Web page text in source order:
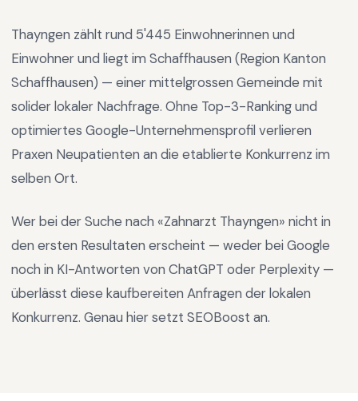
Thayngen zählt rund 5'445 Einwohnerinnen und
Einwohner und liegt im Schaffhausen (Region Kanton
Schaffhausen) — einer mittelgrossen Gemeinde mit
solider lokaler Nachfrage. Ohne Top-3-Ranking und
optimiertes Google-Unternehmensprofil verlieren
Praxen Neupatienten an die etablierte Konkurrenz im
selben Ort.
Wer bei der Suche nach «Zahnarzt Thayngen» nicht in
den ersten Resultaten erscheint — weder bei Google
noch in KI-Antworten von ChatGPT oder Perplexity —
überlässt diese kaufbereiten Anfragen der lokalen
Konkurrenz. Genau hier setzt SEOBoost an.